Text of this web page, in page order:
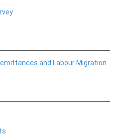
and Labour Migration